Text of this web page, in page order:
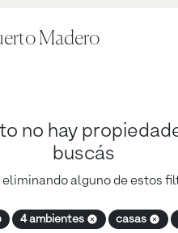
Madero
no hay
buscás
eliminando alguno de estos
4 ambientes casas